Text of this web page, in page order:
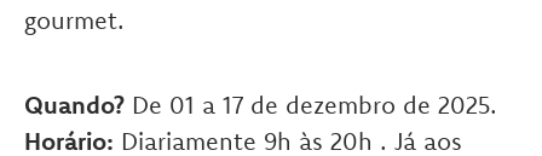
gourmet.
Quando? De 01 a 17 de dezembro de 2025.
Horário: Diariamente 9h às 20h . Já aos